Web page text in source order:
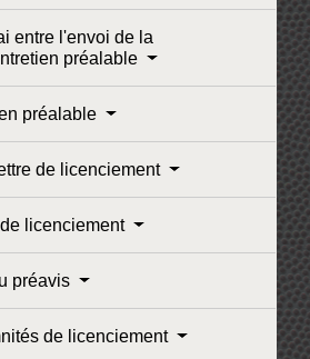
entre l'envoi de la
préalable
préalable
de licenciement
licenciement
préavis
de licenciement